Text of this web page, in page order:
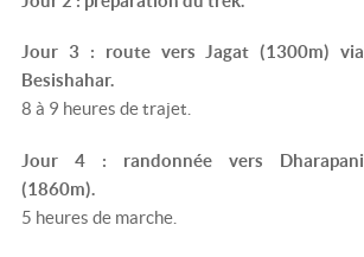
Jour 3 : route vers Jagat (1300m) via
Besishahar.
8 à 9 heures de trajet.
Jour 4 : randonnée vers Dharapani
(1860m).
5 heures de marche.